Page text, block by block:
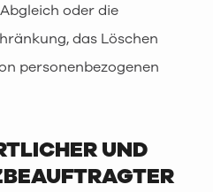
oder die
das Löschen
personenbezogenen
UND